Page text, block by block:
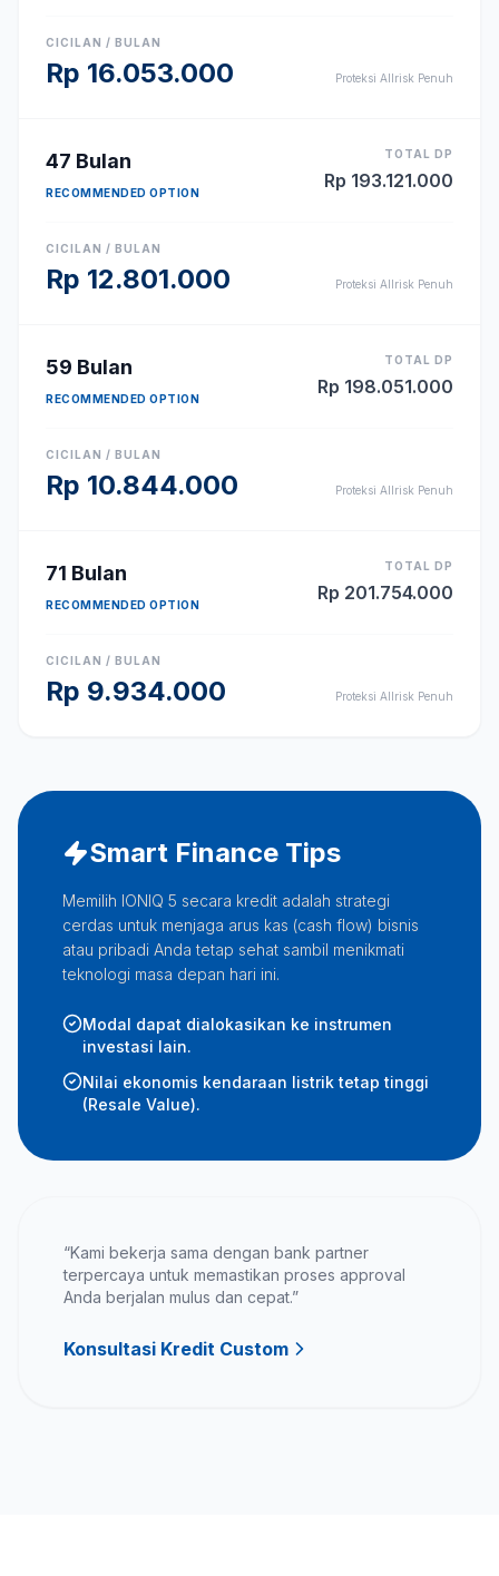
CICILAN / BULAN
Rp 16.053.000 Proteksi Allrisk Penuh
47 Bulan
RECOMMENDED OPTION
TOTAL DP
Rp 193.121.000
CICILAN / BULAN
Rp 12.801.000 Proteksi Allrisk Penuh
59 Bulan
RECOMMENDED OPTION
TOTAL DP
Rp 198.051.000
CICILAN / BULAN
Rp 10.844.000 Proteksi Allrisk Penuh
71 Bulan
RECOMMENDED OPTION
TOTAL DP
Rp 201.754.000
CICILAN / BULAN
Rp 9.934.000 Proteksi Allrisk Penuh
Smart Finance Tips
Memilih IONIQ 5 secara kredit adalah strategi
cerdas untuk menjaga arus kas (cash flow) bisnis
atau pribadi Anda tetap sehat sambil menikmati
teknologi masa depan hari ini.
Modal dapat dialokasikan ke instrumen
investasi lain.
Nilai ekonomis kendaraan listrik tetap tinggi
(Resale Value).
“Kami bekerja sama dengan bank partner
terpercaya untuk memastikan proses approval
Anda berjalan mulus dan cepat.”
Konsultasi Kredit Custom